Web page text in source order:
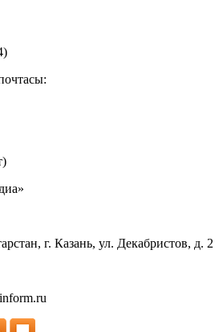
г. Казань, ул. Декабристов, д. 2